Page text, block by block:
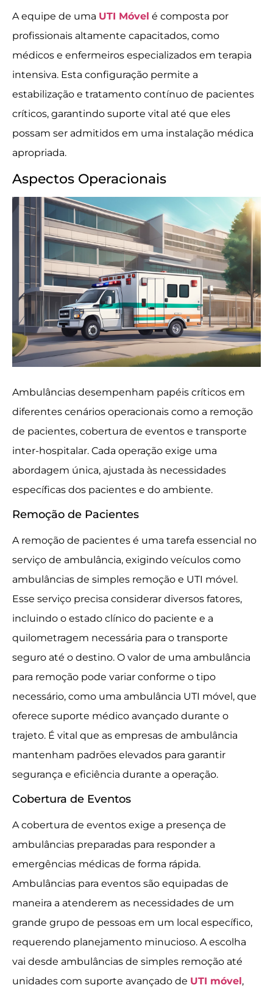
A equipe de uma UTI Móvel é composta por
profissionais altamente capacitados, como
médicos e enfermeiros especializados em terapia
intensiva. Esta configuração permite a
estabilização e tratamento contínuo de pacientes
críticos, garantindo suporte vital até que eles
possam ser admitidos em uma instalação médica
apropriada.
Aspectos Operacionais
Ambulâncias desempenham papéis críticos em
diferentes cenários operacionais como a remoção
de pacientes, cobertura de eventos e transporte
inter-hospitalar. Cada operação exige uma
abordagem única, ajustada às necessidades
específicas dos pacientes e do ambiente.
Remoção de Pacientes
A remoção de pacientes é uma tarefa essencial no
serviço de ambulância, exigindo veículos como
ambulâncias de simples remoção e UTI móvel.
Esse serviço precisa considerar diversos fatores,
incluindo o estado clínico do paciente e a
quilometragem necessária para o transporte
seguro até o destino. O valor de uma ambulância
para remoção pode variar conforme o tipo
necessário, como uma ambulância UTI móvel, que
oferece suporte médico avançado durante o
trajeto. É vital que as empresas de ambulância
mantenham padrões elevados para garantir
segurança e eficiência durante a operação.
Cobertura de Eventos
A cobertura de eventos exige a presença de
ambulâncias preparadas para responder a
emergências médicas de forma rápida.
Ambulâncias para eventos são equipadas de
maneira a atenderem as necessidades de um
grande grupo de pessoas em um local específico,
requerendo planejamento minucioso. A escolha
vai desde ambulâncias de simples remoção até
unidades com suporte avançado de UTI móvel,